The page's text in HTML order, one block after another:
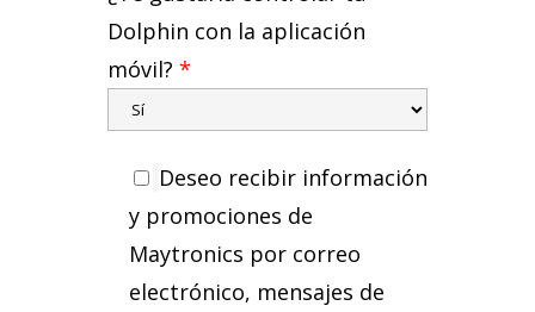
Dolphin con la aplicación
móvil? *
Deseo recibir información
y promociones de
Maytronics por correo
electrónico, mensajes de